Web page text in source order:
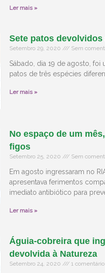
Ler mais »
Sete patos devolvidos
Setembro 29, 2020 Sem
Sábado, dia 19 de agosto,
patos de três espécies
Ler mais »
No espaço de um
figos
Setembro 25, 2020 Sem
Em agosto ingressaram no
apresentava ferimentos
imediato antibiótico para
Ler mais »
Águia-cobreira que
devolvida à Natureza
Setembro 24, 2020 1 comentário